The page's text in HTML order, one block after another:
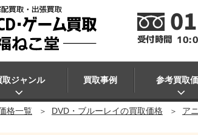
取ジャンル 買取事例 参考買取
格一覧 DVD・ブルーレイの買取価格 ア